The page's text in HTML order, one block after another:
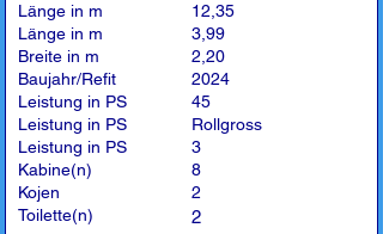
Länge in m
Länge in m
Breite in m
Baujahr/Refit
Leistung in PS
Leistung in PS
Leistung in PS
Kabine(n)
Kojen
Toilette(n)
12,35
3,99
2,20
2024
45
Rollgross
3
8
2
2